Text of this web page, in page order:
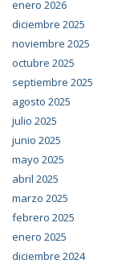
enero 2026
diciembre 2025
noviembre 2025
octubre 2025
septiembre 2025
agosto 2025
julio 2025
junio 2025
mayo 2025
abril 2025
marzo 2025
febrero 2025
enero 2025
diciembre 2024